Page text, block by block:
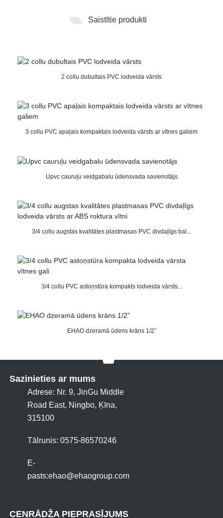
Saistītie produkti
2 collu dubultais PVC lodveida vārsts
3 collu PVC apaļais kompaktais lodveida vārsts ar vītnes galiem
Upvc cauruļu veidgabalu ūdensvada savienotājs
3/4 collu augstas kvalitātes plastmasas PVC divdaļīgs bal...
3/4 collu PVC astoņstūra kompakts lodveida vārsts...
EHAO dzeramā ūdens krāns 1/2”
Sazinieties ar mums
Adrese: Nr. 9, JinGu Middle
Road East, Ningbo, Ķīna,
315100
Tālrunis: 0575-86570246
E-
pasts:ehao@ehaogroup.com
CENRĀDŽA PIEPRASĪJUMS